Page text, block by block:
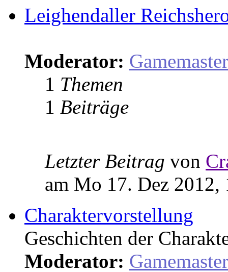
Leighendaller
Moderator: Gamemaster
1 Themen
1 Beiträge
Letzter Beitrag von
am Mo 17. Dez 2012,
Charaktervorstellung
Geschichten der
Moderator: Gamemaster